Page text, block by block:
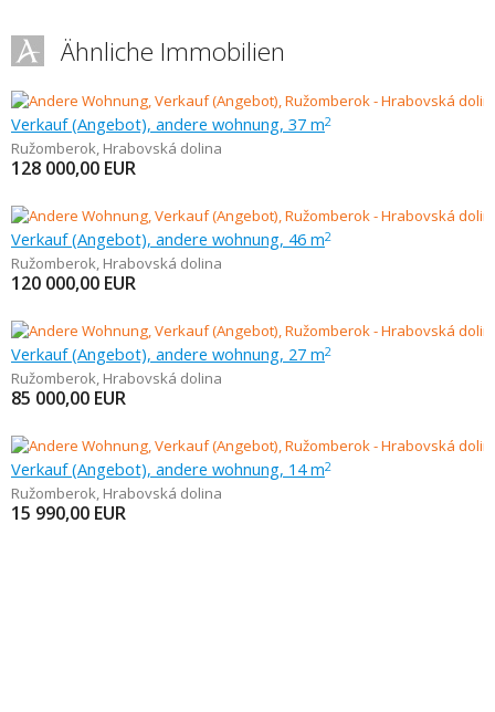
Ähnliche Immobilien
Verkauf (Angebot), andere wohnung, 37 m2
Ružomberok, Hrabovská dolina
128 000,00 EUR
Verkauf (Angebot), andere wohnung, 46 m2
Ružomberok, Hrabovská dolina
120 000,00 EUR
Verkauf (Angebot), andere wohnung, 27 m2
Ružomberok, Hrabovská dolina
85 000,00 EUR
Verkauf (Angebot), andere wohnung, 14 m2
Ružomberok, Hrabovská dolina
15 990,00 EUR